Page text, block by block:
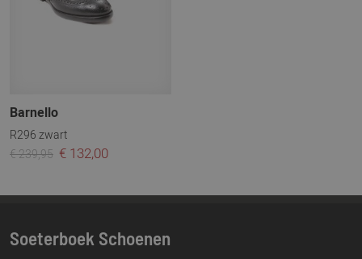
Barnello
R296 zwart
€ 239,95 € 132,00
Soeterboek Schoenen